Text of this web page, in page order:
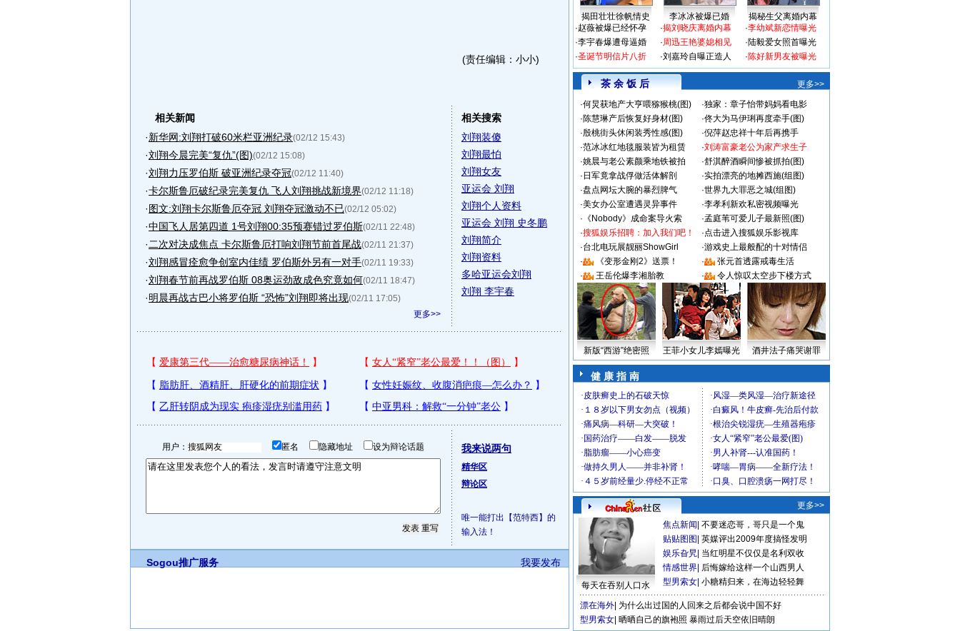
(责任编辑：小小)
相关新闻
·新华网:刘翔打破60米栏亚洲纪录(02/12 15:43)
·刘翔今晨完美“复仇”(图)(02/12 15:08)
·刘翔力压罗伯斯 破亚洲纪录夺冠(02/12 11:40)
·卡尔斯鲁厄破纪录完美复仇 飞人刘翔挑战新境界(02/12 11:18)
·图文:刘翔卡尔斯鲁厄夺冠 刘翔夺冠激动不已(02/12 05:02)
·中国飞人居第四道 1号刘翔00:35预赛错过罗伯斯(02/11 22:48)
· 二次对决成焦点 卡尔斯鲁厄打响刘翔节前首尾战(02/11 21:37)
·刘翔感冒痊愈争创室内佳绩 罗伯斯外另有一对手(02/11 19:33)
·刘翔春节前再战罗伯斯 08奥运劲敌成色究竟如何(02/11 18:47)
·明晨再战古巴小将罗伯斯 “恐怖”刘翔即将出现(02/11 17:05)
更多>>
相关搜索
刘翔装傻
刘翔最怕
刘翔女友
亚运会 刘翔
刘翔个人资料
亚运会 刘翔 史冬鹏
刘翔简介
刘翔资料
多哈亚运会刘翔
刘翔 李宇春
用户： 匿名 隐藏地址 设为辩论话题 我来说两句
精华区
辩论区
唯一能打出【范特西】的
输入法！
我要发布
Sogou推广服务
揭田壮壮徐帆情史 李冰冰被爆已婚
揭秘生父离婚内幕
·赵薇被爆已经怀孕
·李宇春爆遭母逼婚
·圣诞节明信片八折
·揭刘晓庆离婚内幕
·周迅王艳婆媳相见
·刘嘉玲自曝正造人
·李幼斌新恋情曝光
·陆毅爱女照首曝光
·陈好新男友被曝光
茶 余 饭 后
更多>>
·何炅获地产大亨喂猕猴桃(图) ·独家：章子怡带妈妈看电影
·陈慧琳产后恢复好身材(图) ·佟大为马伊琍再度牵手(图)
·殷桃街头休闲装秀性感(图) ·倪萍赵忠祥十年后再携手
·范冰冰红地毯服装皆为租赁 ·刘涛富豪老公为家产求生子
·姚晨与老公素颜乘地铁被拍 ·舒淇醉酒瞬间惨被抓拍(图)
· 日军竟拿战俘做活体解剖 ·实拍漂亮的地摊西施(组图)
·盘点网坛大腕的暴烈脾气 ·世界九大罪恶之城(组图)
·美女办公室遭遇灵异事件 ·李孝利新欢私密视频曝光
· 《Nobody》成命案导火索 ·孟庭苇可爱儿子最新照(图)
·搜狐娱乐招聘：加入我们吧！ ·点击进入搜狐娱乐影视库
·台北电玩展靓丽ShowGirl ·游戏史上最般配的十对情侣
·
《变形金刚2》送票！ ·
张元首透露戒毒生活
·
王岳伦爆李湘胎教 · 令人惊叹太空步下楼方式
新版“西游”绝密照 王菲小女儿李嫣曝光 酒井法子痛哭谢罪
健 康 指 南
更多>>
每天在吞别人口水
焦点新闻 不要迷恋哥，哥只是一个鬼
贴贴图图 英媒评出2009年度搞怪发明
娱乐旮旯 当红明星不仅仅是名利双收
情感世界 后悔嫁给这样一个山西男人
型男索女 小糖精归来，在海边轻轻舞
漂在海外 为什么出过国的人回来之后都会说中国不好
型男索女 晒晒自己的旗袍照 暴雨过后天空依旧晴朗